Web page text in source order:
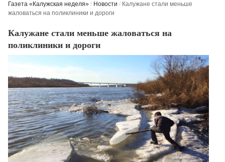
Газета «Калужская неделя» / Новости / Калужане стали меньше
жаловаться на поликлиники и дороги
Калужане стали меньше жаловаться на
поликлиники и дороги